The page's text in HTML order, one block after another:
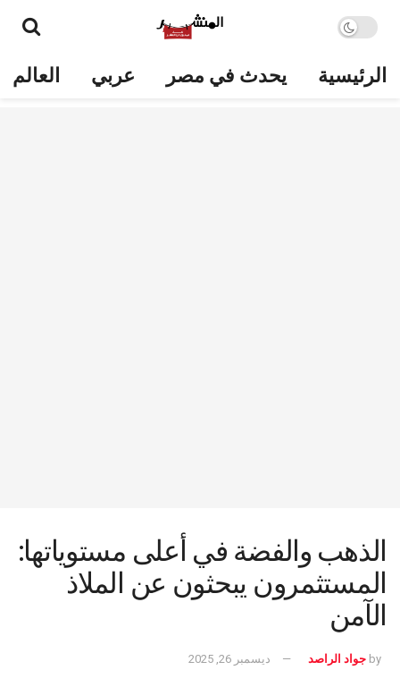
الرئيسية يحدث في مصر عربي العالم
الذهب والفضة في أعلى مستوياتها:
المستثمرون يبحثون عن الملاذ
الآمن
by جواد الراصد ديسمبر 26, 2025